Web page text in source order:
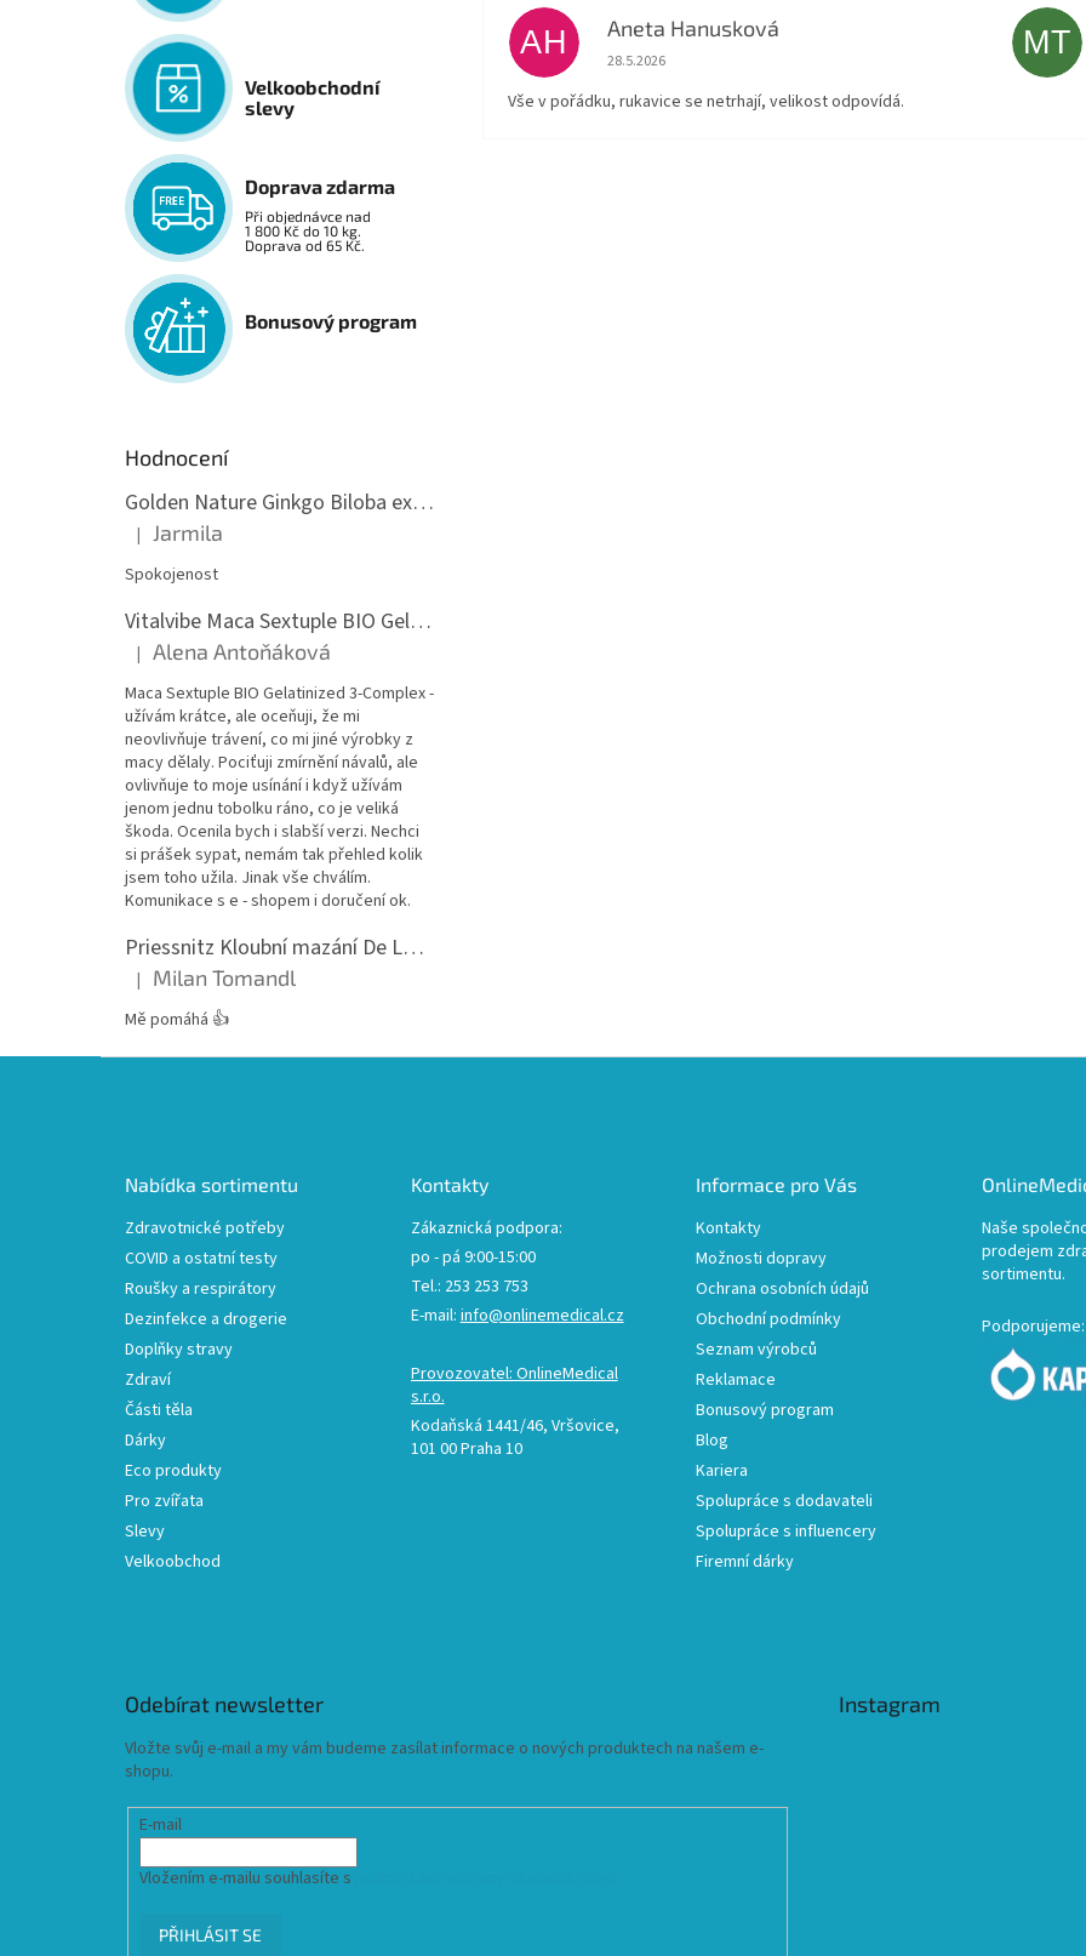
Velkoobchodní
slevy
Doprava zdarma
Při objednávce nad
1 800 Kč do 10 kg.
Doprava od 65 Kč.
Bonusový program
Hodnocení
Golden Nature Ginkgo Biloba extrakt 50:1 60mg, 100 kapslí
Hodnocení produktu je 5 z 5 hvězdiček.
| Jarmila
Spokojenost
Vitalvibe Maca Sextuple BIO Gelatinized 3-Complex, 60 kapslí
Hodnocení produktu je 5 z 5 hvězdiček.
| Alena Antoňáková
Maca Sextuple BIO Gelatinized 3-Complex -
užívám krátce, ale oceňuji, že mi
neovlivňuje trávení, co mi jiné výrobky z
macy dělaly. Pociťuji zmírnění návalů, ale
ovlivňuje to moje usínání i když užívám
jenom jednu tobolku ráno, co je veliká
škoda. Ocenila bych i slabší verzi. Nechci
si prášek sypat, nemám tak přehled kolik
jsem toho užila. Jinak vše chválím.
Komunikace s e - shopem i doručení ok.
Priessnitz Kloubní mazání De Luxe, 200ml
Hodnocení produktu je 5 z 5 hvězdiček.
| Milan Tomandl
Mě pomáhá 👍
AH Aneta Hanusková
Hodnocení obchodu je 5 z 5 hvězdiček.
28.5.2026
Vše v pořádku, rukavice se netrhají, velikost odpovídá.
MT
Nabídka sortimentu
Zdravotnické potřeby
COVID a ostatní testy
Roušky a respirátory
Dezinfekce a drogerie
Doplňky stravy
Zdraví
Části těla
Dárky
Eco produkty
Pro zvířata
Slevy
Velkoobchod
Kontakty
Zákaznická podpora:
po - pá 9:00-15:00
Tel.: 253 253 753
E-mail: info@onlinemedical.cz
Provozovatel: OnlineMedical
s.r.o.
Kodaňská 1441/46, Vršovice,
101 00 Praha 10
Informace pro Vás
Kontakty
Možnosti dopravy
Ochrana osobních údajů
Obchodní podmínky
Seznam výrobců
Reklamace
Bonusový program
Blog
Kariera
Spolupráce s dodavateli
Spolupráce s influencery
Firemní dárky
Naše
prodejem
sortimentu.
Podporujeme:
Odebírat newsletter
Vložte svůj e-mail a my vám budeme zasílat informace o nových produktech na našem e-
shopu.
E-mail
Vložením e-mailu souhlasíte s
PŘIHLÁSIT SE
Instagram